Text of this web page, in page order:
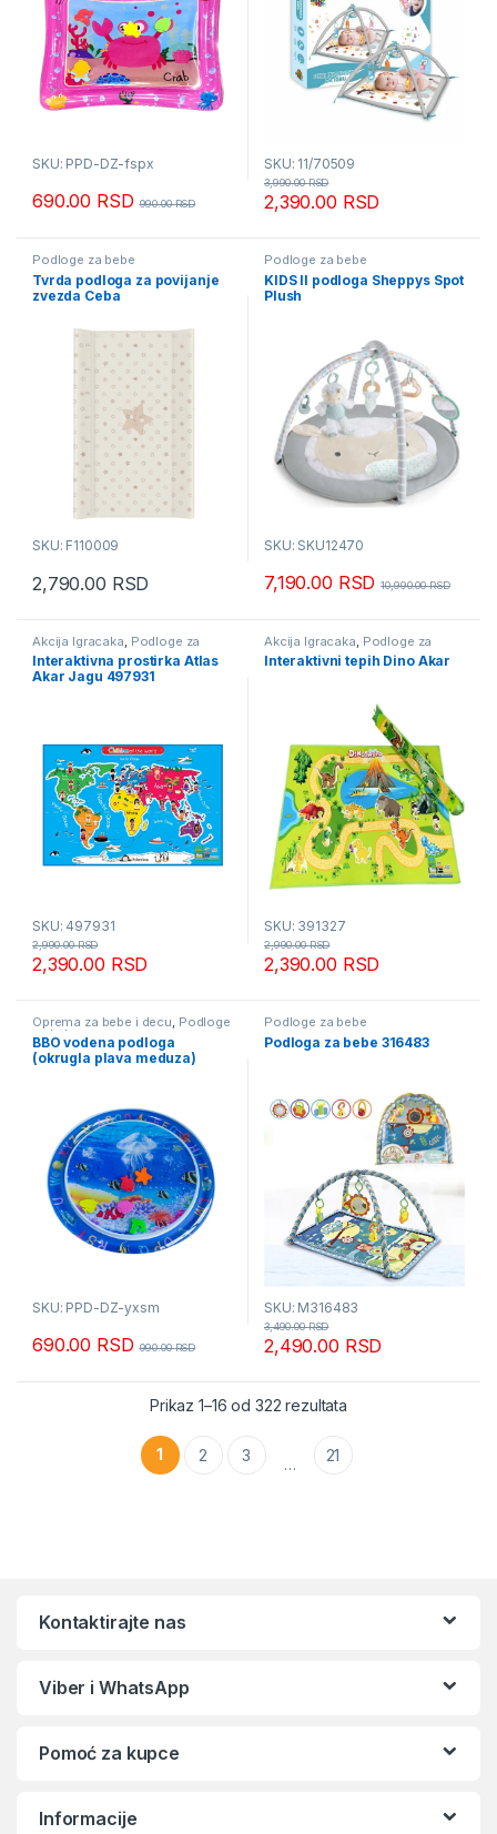
SKU: PPD-DZ-fspx
690.00 RSD 990.00RSD
SKU: 11/70509
2,390.00 RSD
3,990.00RSD
Podloge za bebe
Tvrda podloga za povijanje
zvezda Ceba
SKU: F110009
2,790.00 RSD
Podloge za bebe
KIDS II podloga Sheppys Spot
Plush
SKU: SKU12470
7,190.00 RSD 10,990.00RSD
Akcija Igracaka Podloge za
bebe
Interaktivna prostirka Atlas
Akar Jagu 497931
SKU: 497931
2,390.00 RSD
2,990.00RSD
Akcija Igracaka Podloge za
bebe
Interaktivni tepih Dino Akar
SKU: 391327
2,390.00 RSD
2,990.00RSD
Oprema za bebe i decu, Podloge
za bebe
BBO vodena podloga
(okrugla plava meduza)
SKU: PPD-DZ-yxsm
690.00 RSD 990.00RSD
Podloge za bebe
Podloga za bebe 316483
SKU: M316483
2,490.00 RSD
3,490.00RSD
Prikaz 1–16 od 322 rezultata
1 2 3 … 21
Kontaktirajte nas
Viber i WhatsApp
Pomoć za kupce
Informacije